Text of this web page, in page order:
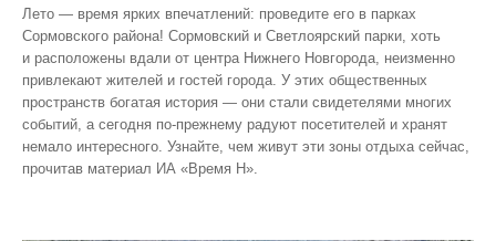
Лето — время ярких впечатлений: проведите его в парках
Сормовского района! Сормовский и Светлоярский парки, хоть
и расположены вдали от центра Нижнего Новгорода, неизменно
привлекают жителей и гостей города. У этих общественных
пространств богатая история — они стали свидетелями многих
событий, а сегодня по‑прежнему радуют посетителей и хранят
немало интересного. Узнайте, чем живут эти зоны отдыха сейчас,
прочитав материал ИА «Время Н».